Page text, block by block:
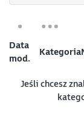
Data
mod.
Kategoria
Jeśli chcesz